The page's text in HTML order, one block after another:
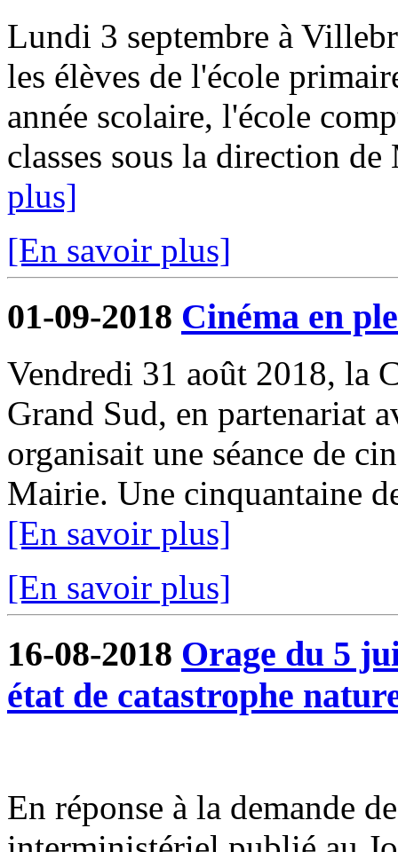
Lundi 3 septembre à
les élèves de l'école
année scolaire, l'école
classes sous la direction
plus]
[En savoir plus]
01-09-2018 Cinéma en
Vendredi 31 août 2018, la
Grand Sud, en partenariat
organisait une séance de
Mairie. Une cinquantaine
[En savoir plus]
[En savoir plus]
16-08-2018 Orage du 5
état de catastrophe
En réponse à la demande